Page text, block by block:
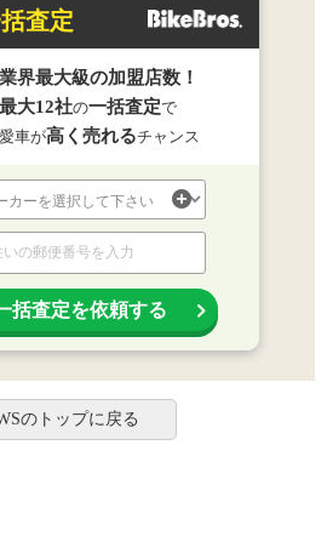
査定
業界最大級の加盟店数！
最大12社の一括査定で
愛車が高く売れるチャンス
括査定を依頼する
のトップに戻る